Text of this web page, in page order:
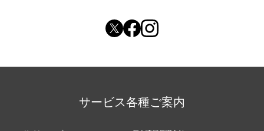
だからこそ教室では、評価よりや否定は必要ないと
ことが最初にお伝えできる”出逢えて嬉しいです”と
いう気持ちの表し方です。保育士として培った一人
サービス各種ご案内